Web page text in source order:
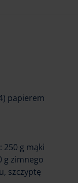
papierem
g mąki
g zimnego
szczyptę